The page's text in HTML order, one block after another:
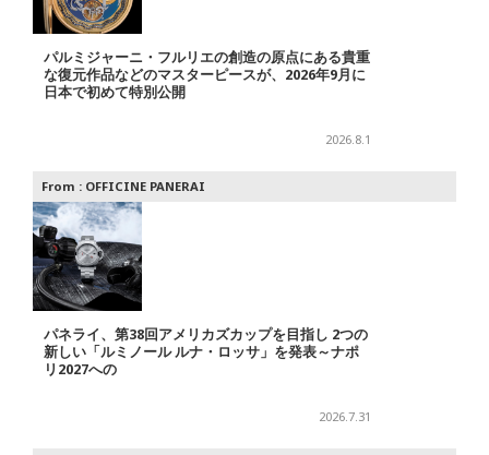
パルミジャーニ・フルリエの創造の原点にある貴重
な復元作品などのマスターピースが、2026年9月に
日本で初めて特別公開
2026.8.1
From : OFFICINE PANERAI
パネライ、第38回アメリカズカップを目指し 2つの
新しい「ルミノール ルナ・ロッサ」を発表～ナポ
リ2027への
2026.7.31